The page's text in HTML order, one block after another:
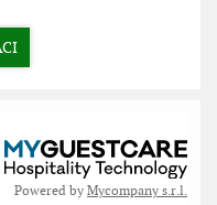
Powered by Mycompany s.r.l.